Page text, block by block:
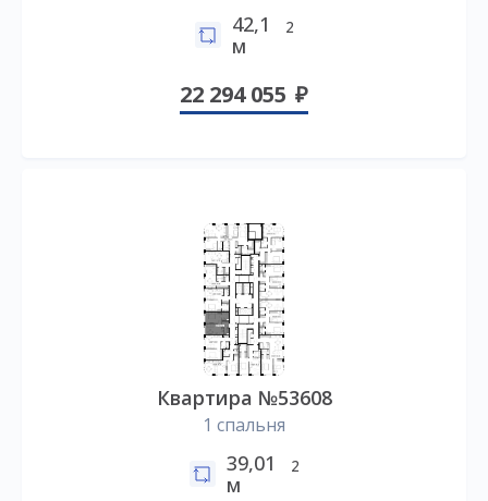
42,1
м
2
22 294 055
Квартира №53608
1 спальня
39,01
м
2